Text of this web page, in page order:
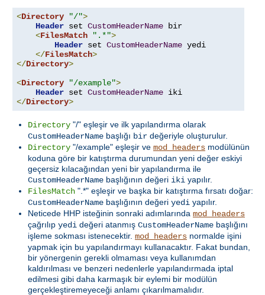
<Directory "/">
Header set CustomHeaderName bir
<FilesMatch ".*">
Header set CustomHeaderName yedi
</FilesMatch>
</Directory>
<Directory "/example">
Header set CustomHeaderName
</Directory>
Directory "/" eşleşir ve ilk yapılandırma olarak
CustomHeaderName başlığı bir değeriyle oluşturulur.
Directory "/example" eşleşir ve mod_headers modülünün
koduna göre bir katıştırma durumundan yeni değer eskiyi
geçersiz kılacağından yeni bir yapılandırma ile
CustomHeaderName başlığının değeri iki yapılır.
FilesMatch ".*" eşleşir ve başka bir katıştırma fırsatı doğar:
CustomHeaderName başlığının değeri yedi yapılır.
Neticede HHP isteğinin sonraki adımlarında mod_headers
çağrılıp yedi değeri atanmış CustomHeaderName başlığını
işleme sokması istenecektir. mod_headers normalde işini
yapmak için bu yapılandırmayı kullanacaktır. Fakat bundan,
bir yönergenin gerekli olmaması veya kullanımdan
kaldırılması ve benzeri nedenlerle yapılandırmada iptal
edilmesi gibi daha karmaşık bir eylemi bir modülün
gerçekleştiremeyeceği anlamı çıkarılmamalıdır.